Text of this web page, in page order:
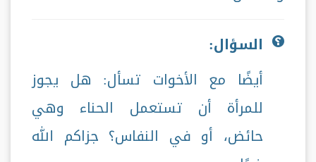
السؤال:
أيضًا مع الأخوات تسأل: هل يجوز
للمرأة أن تستعمل الحناء وهي
حائض، أو في النفاس؟ جزاكم الله